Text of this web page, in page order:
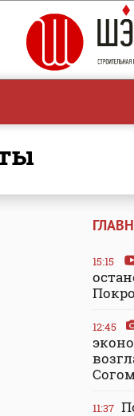
15:15
12:45
11:37